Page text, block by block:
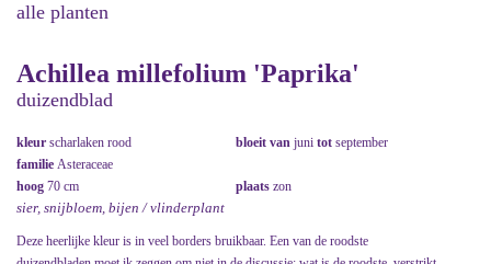
alle planten
Achillea millefolium 'Paprika'
duizendblad
kleur scharlaken rood bloeit van juni tot september
familie Asteraceae
hoog 70 cm plaats zon
sier, snijbloem, bijen / vlinderplant
Deze heerlijke kleur is in veel borders bruikbaar. Een van de roodste